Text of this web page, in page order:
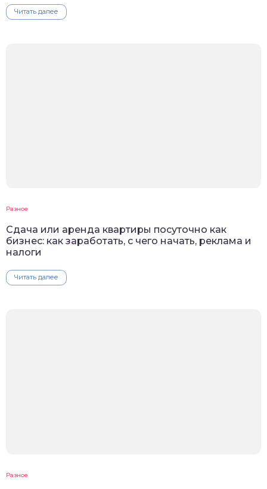
Читать далее
Разное
Сдача или аренда квартиры посуточно как
бизнес: как заработать, с чего начать, реклама и
налоги
Читать далее
Разное